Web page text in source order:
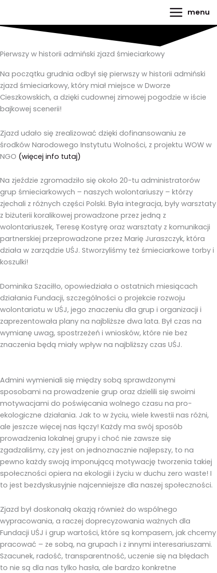
treści
Main
Menu
menu
Pierwszy w historii admiński zjazd śmieciarkowy
Na początku grudnia odbył się pierwszy w historii admiński
zjazd śmieciarkowy, który miał miejsce w Dworze
Cieszkowskich, a dzięki cudownej zimowej pogodzie w iście
bajkowej scenerii!
Zjazd udało się zrealizować dzięki dofinansowaniu ze
środków Narodowego Instytutu Wolności, z projektu WOW w
NGO (więcej info tutaj)
Na zjeździe zgromadziło się około 20-tu administratorów
grup śmieciarkowych – naszych wolontariuszy – którzy
zjechali z różnych części Polski. Była integracja, były warsztaty
z biżuterii koralikowej prowadzone przez jedną z
wolontariuszek, Teresę Kostyrę oraz warsztaty z komunikacji
partnerskiej przeprowadzone przez Marię Juraszczyk, która
działa w zarządzie UŚJ. Stworzyliśmy też śmieciarkowe torby i
koszulki!
Dominika Szaciłło, opowiedziała o ostatnich miesiącach
działania Fundacji, szczególności o projekcie rozwoju
wolontariatu w UŚJ, jego znaczeniu dla grup i organizacji i
zaprezentowała plany na najbliższe dwa lata. Był czas na
wymianę uwag, spostrzeżeń i wniosków, które nie bez
znaczenia będą miały wpływ na najbliższy czas UŚJ.
Admini wymieniali się między sobą sprawdzonymi
sposobami na prowadzenie grup oraz dzielili się swoimi
motywacjami do poświęcania wolnego czasu na pro-
ekologiczne działania. Jak to w życiu, wiele kwestii nas różni,
ale jeszcze więcej nas łączy! Każdy ma swój sposób
prowadzenia lokalnej grupy i choć nie zawsze się
zgadzaliśmy, czy jest on jednoznacznie najlepszy, to na
pewno każdy swoją imponującą motywację tworzenia takiej
społeczności opiera na ekologii i życiu w duchu zero waste! I
to jest bezdyskusyjnie najcenniejsze dla naszej społeczności.
Zjazd był doskonałą okazją również do wspólnego
wypracowania, a raczej doprecyzowania ważnych dla
Fundacji UŚJ i grup wartości, które są kompasem, jak chcemy
pracować – ze sobą, na grupach i z innymi interesariuszami.
Szacunek, radość, transparentność, uczenie się na błędach
to nie są dla nas tylko hasła, ale bardzo konkretne